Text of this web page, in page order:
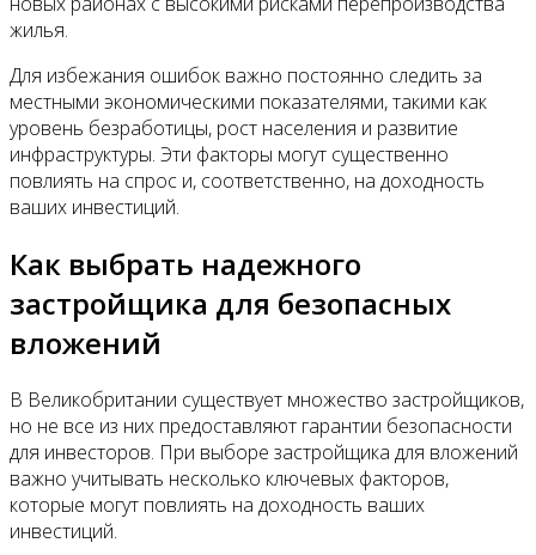
жилья.
Для избежания ошибок важно постоянно следить за
местными экономическими показателями, такими как
уровень безработицы, рост населения и развитие
инфраструктуры. Эти факторы могут существенно
повлиять на спрос и, соответственно, на доходность
ваших инвестиций.
Как выбрать надежного
застройщика для безопасных
вложений
В Великобритании существует множество застройщиков,
но не все из них предоставляют гарантии безопасности
для инвесторов. При выборе застройщика для вложений
важно учитывать несколько ключевых факторов,
которые могут повлиять на доходность ваших
инвестиций.